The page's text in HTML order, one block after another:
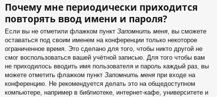
Почему мне периодически приходится
повторять ввод имени и пароля?
Если вы не отметили флажком пункт Запомнить меня, вы сможете
оставаться под своим именем на конференции только некоторое
ограниченное время. Это сделано для того, чтобы никто другой не
смог воспользоваться вашей учётной записью. Для того чтобы вам
не приходилось вводить имя пользователя и пароль каждый раз, вы
можете отметить флажком пункт Запомнить меня при входе на
конференцию. Не рекомендуется делать это на общедоступном
компьютере, например в библиотеке, интернет-кафе, университете и